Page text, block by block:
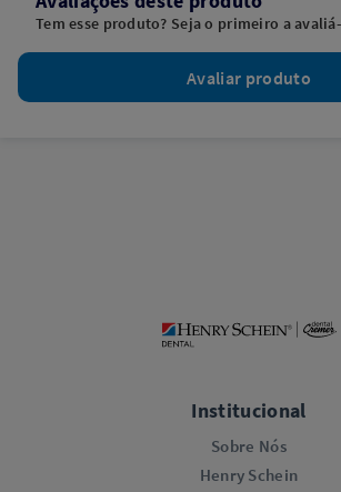
Tem esse produto? Seja o primeiro a
Avaliar produto
Institucional
Sobre Nós
Henry Schein